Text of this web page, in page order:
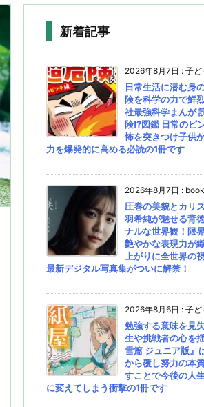
新着記事
2026年8月7日 : 子ど
日常生活に潜む身
険を科学の力で鮮
社最強科学まんが
険!?図鑑 日常のピ
怖を突きつけ子供
力を爆発的に高める必読の1冊です
2026年8月7日 : book
圧巻の美貌とカリ
羽希純が魅せる背
ナルな世界観！限
艶やかな表現力が
上がりに全世界の
最新デジタル写真集がついに解禁！
2026年8月6日 : 子ど
勉強する意味を見
生や挑戦者の心を
雪篇 ジュニア版』
から覆し努力の本
すことで今後の人
に変えてしまう衝撃の1冊です